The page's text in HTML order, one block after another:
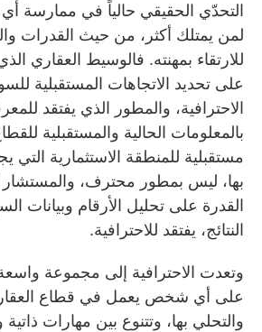
التحدّي الحقيقي حالياً في ممارسة
لمن يمتلك أكثر، من حيث القدرات
للارتقاء بمهنته. فالوسيط العقاري
على تحديد الاتجاهات المستقبلية
الاحترافية، والمطور الذي يفتقد
بالمعلومات الحالية والمستقبلية
مستقبلية للمنطقة الاستثمارية
بها، ليس بمطور محترف، والمستشار
القدرة على تحليل الأرقام وبيانات
النتائج، يفتقد للاحترافية.
وتعدت الاحترافية إلى مجموعة
على أي شخص يعمل في قطاع
والتحلي بها، وتتنوع بين مهارات